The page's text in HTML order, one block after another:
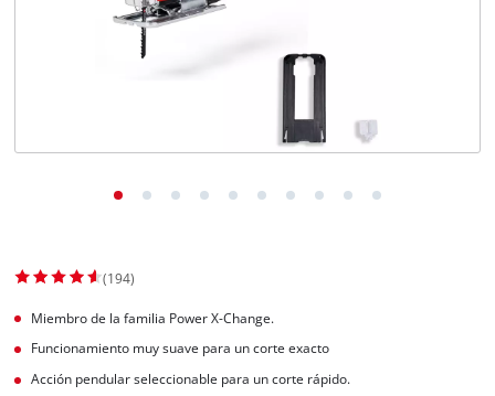
(194)
Miembro de la familia Power X-Change.
Funcionamiento muy suave para un corte exacto
Acción pendular seleccionable para un corte rápido.